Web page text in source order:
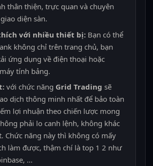
thân thiện, trực quan và chuyên
diện sàn.
với nhiều thiết bị: Bạn có thể
không chỉ trên trang chủ, bạn
ứng dụng về điện thoại hoặc
tính bảng.
với chức năng Grid Trading sẽ
dịch thông minh nhất để bảo toàn
lợi nhuận theo chiến lược mong
phải lo canh lệnh, không khác
Chức năng này thì không có mấy
làm được, thậm chí là top 1 2 như
…